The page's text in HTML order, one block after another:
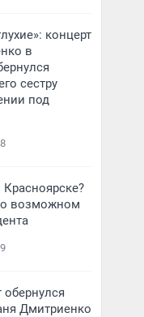
концерт
в
сестру
под
о возможном
обернулся
Дмитриенко